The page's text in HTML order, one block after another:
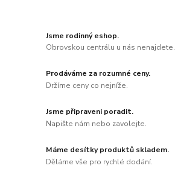
Jsme rodinný eshop.
Obrovskou centrálu u nás nenajdete.
Prodáváme za rozumné ceny.
Držíme ceny co nejníže.
Jsme připraveni poradit.
Napište nám nebo zavolejte.
Máme desítky produktů skladem.
Děláme vše pro rychlé dodání.